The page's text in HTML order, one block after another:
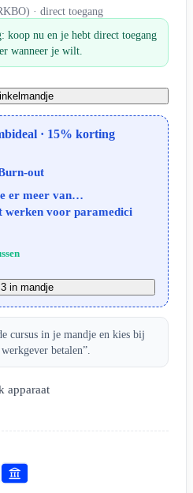
· direct toegang
koop nu en je hebt direct toegang
wanneer je wilt.
· 15% korting
out
er meer van…
werken voor paramedici
in mandje
cursus in je mandje en kies bij
betalen”.
apparaat